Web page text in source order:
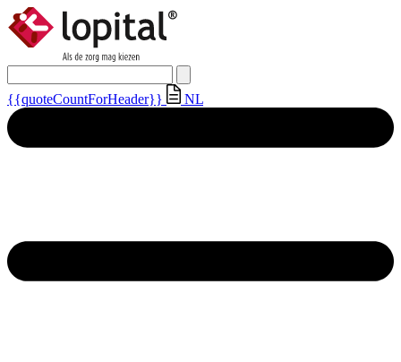
{{quoteCountForHeader}} NL